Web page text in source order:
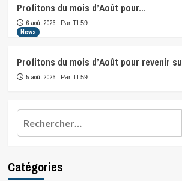
Profitons du mois d’Août pour…
6 août 2026 Par TL59
News
Profitons du mois d’Août pour revenir
5 août 2026 Par TL59
Catégories